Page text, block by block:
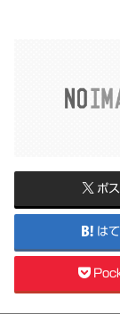
ポ
は